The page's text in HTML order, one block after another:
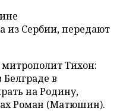
из Сербии, передают
митрополит Тихон:
в
на Родину,
Роман (Матюшин).